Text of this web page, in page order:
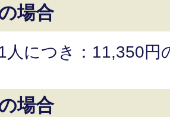
場合
人につき：11,350円
場合